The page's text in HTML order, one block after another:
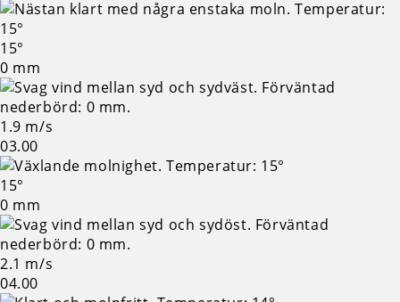
15°
0 mm
1.9 m/s
03.00
15°
0 mm
2.1 m/s
04.00